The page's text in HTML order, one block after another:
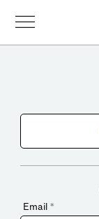
Email *